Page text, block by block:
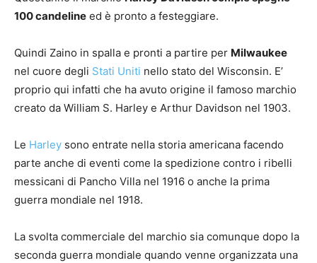
100 candeline ed è pronto a festeggiare.
Quindi Zaino in spalla e pronti a partire per Milwaukee
nel cuore degli Stati Uniti nello stato del Wisconsin. E’
proprio qui infatti che ha avuto origine il famoso marchio
creato da William S. Harley e Arthur Davidson nel 1903.
Le Harley sono entrate nella storia americana facendo
parte anche di eventi come la spedizione contro i ribelli
messicani di Pancho Villa nel 1916 o anche la prima
guerra mondiale nel 1918.
La svolta commerciale del marchio sia comunque dopo la
seconda guerra mondiale quando venne organizzata una